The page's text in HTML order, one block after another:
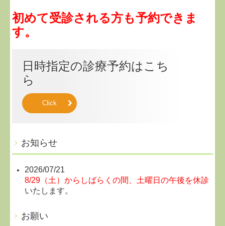
初めて受診される方も予約できま
す。
日時指定の診療予約はこち
ら
Click
お知らせ
2026/07/21
8/29（土）からしばらくの間、土曜日の午後を休診
いたします。
お願い